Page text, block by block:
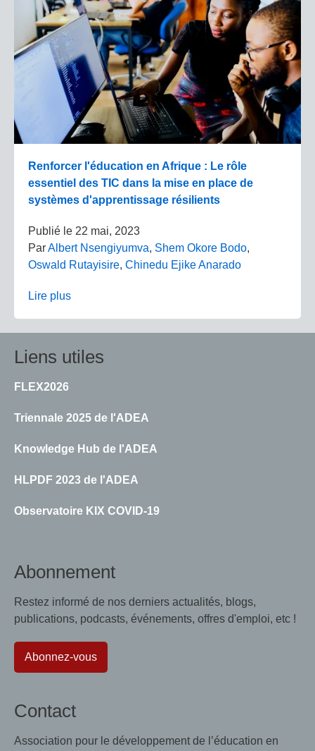
Renforcer l'éducation en Afrique : Le rôle
essentiel des TIC dans la mise en place de
systèmes d'apprentissage résilients
Publié le 22 mai, 2023
ParAlbert Nsengiyumva, Shem Okore Bodo,
Oswald Rutayisire, Chinedu Ejike Anarado
Lire plus
Liens utiles
FLEX2026
Triennale 2025 de l'ADEA
Knowledge Hub de l'ADEA
HLPDF 2023 de l'ADEA
Observatoire KIX COVID-19
Abonnement
Restez informé de nos derniers actualités, blogs,
publications, podcasts, événements, offres d'emploi, etc !
Abonnez-vous
Contact
Association pour le développement de l’éducation en